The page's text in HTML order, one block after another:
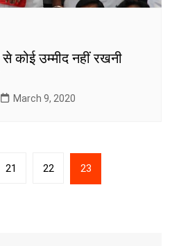
कोई उम्मीद नहीं रखनी
March 9, 2020
21 22 23